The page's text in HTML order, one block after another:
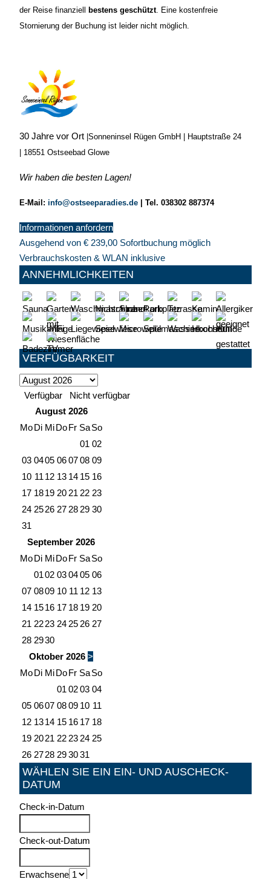
der Reise finanziell
bestens geschützt. Eine kostenfreie
Stornierung der Buchung ist leider nicht möglich.
30 Jahre vor Ort |Sonneninsel Rügen GmbH | Hauptstraße 24
| 18551 Ostseebad Glowe
Wir haben die besten Lagen!
E-Mail: info@ostseeparadies.de | Tel. 038302 887374
Informationen anfordern
Ausgehend von € 239,00 Sofortbuchung möglich
Verbrauchskosten & WLAN inklusive
ANNEHMLICHKEITEN
VERFÜGBARKEIT
Verfügbar
Nicht verfügbar
August 2026
MoDi MiDoFr SaSo
01 02
03 0405 06 0708 09
10 11 12 13 14 15 16
17 1819 20 21 22 23
24 2526 27 28 29 30
31
September 2026
MoDi MiDoFr SaSo
0102 03 0405 06
07 0809 10 11 12 13
14 1516 17 18 19 20
21 2223 24 25 26 27
28 2930
Oktober 2026 >
MoDi MiDoFr SaSo
01 0203 04
05 0607 08 09 10 11
12 1314 15 16 17 18
19 2021 22 23 24 25
26 2728 29 3031
WÄHLEN SIE EIN EIN- UND AUSCHECK-
DATUM
Check-in-Datum
Check-out-Datum
Erwachsene